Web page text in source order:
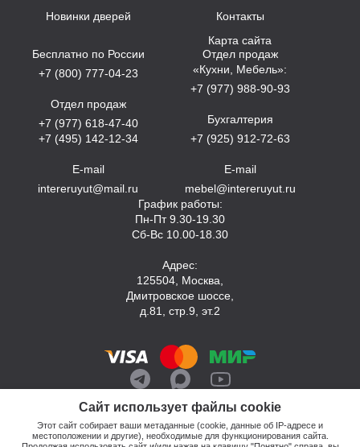
Сайт использует файлы cookie
Этот сайт собирает ваши метаданные (cookie, данные об IP-адресе и
местоположении и другие), необходимые для функционирования сайта.
Новинки дверей
Контакты
Карта сайта
Бесплатно по России
+7 (800) 777-04-23
Отдел продаж
+7 (977) 618-47-40
+7 (495) 142-12-34
E-mail
intereruyut@mail.ru
Отдел продаж
«Кухни, Мебель»:
+7 (977) 988-90-93
Бухгалтерия
+7 (925) 912-72-63
E-mail
mebel@intereruyut.ru
График работы:
Пн-Пт 9.30-19.30
Сб-Вс 10.00-18.30
Адрес:
125504, Москва,
Дмитровское шоссе,
д.81, стр.9, эт.2